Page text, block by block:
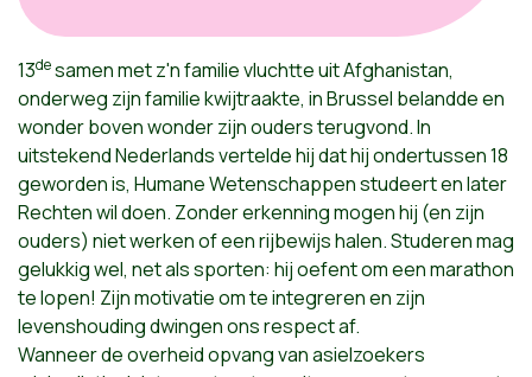
13desamen met z'n familie vluchtte uit Afghanistan,
onderweg zijn familie kwijtraakte, in Brussel belandde en
wonder boven wonder zijn ouders terugvond. In
uitstekend Nederlands vertelde hij dat hij ondertussen 18
geworden is, Humane Wetenschappen studeert en later
Rechten wil doen. Zonder erkenning mogen hij (en zijn
ouders) niet werken of een rijbewijs halen. Studeren mag
gelukkig wel, net als sporten: hij oefent om een marathon
te lopen! Zijn motivatie om te integreren en zijn
levenshouding dwingen ons respect af.
Wanneer de overheid opvang van asielzoekers